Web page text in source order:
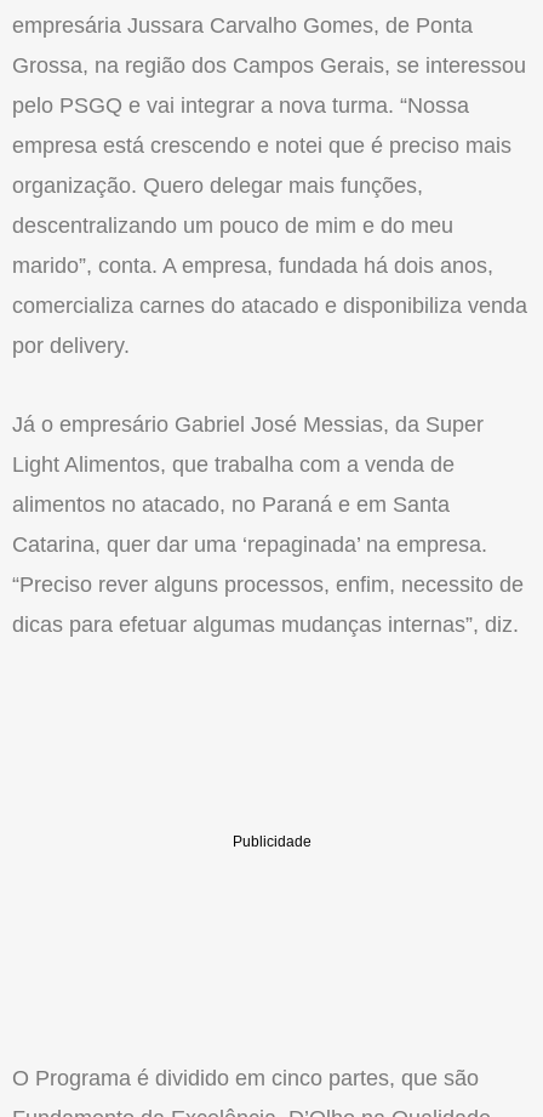
empresária Jussara Carvalho Gomes, de Ponta
Grossa, na região dos Campos Gerais, se interessou
pelo PSGQ e vai integrar a nova turma. “Nossa
empresa está crescendo e notei que é preciso mais
organização. Quero delegar mais funções,
descentralizando um pouco de mim e do meu
marido”, conta. A empresa, fundada há dois anos,
comercializa carnes do atacado e disponibiliza venda
por delivery.
Já o empresário Gabriel José Messias, da Super
Light Alimentos, que trabalha com a venda de
alimentos no atacado, no Paraná e em Santa
Catarina, quer dar uma ‘repaginada’ na empresa.
“Preciso rever alguns processos, enfim, necessito de
dicas para efetuar algumas mudanças internas”, diz.
O Programa é dividido em cinco partes, que são